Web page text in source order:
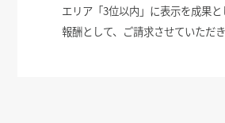
エリア「3位以内」に表示を成果
報酬として、ご請求させていただき